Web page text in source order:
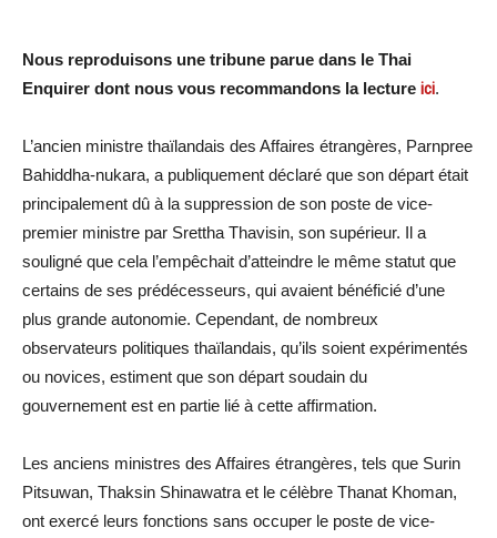
Nous reproduisons une tribune parue dans le Thai
Enquirer dont nous vous recommandons la lecture ici.
L’ancien ministre thaïlandais des Affaires étrangères, Parnpree
Bahiddha-nukara, a publiquement déclaré que son départ était
principalement dû à la suppression de son poste de vice-
premier ministre par Srettha Thavisin, son supérieur. Il a
souligné que cela l’empêchait d’atteindre le même statut que
certains de ses prédécesseurs, qui avaient bénéficié d’une
plus grande autonomie. Cependant, de nombreux
observateurs politiques thaïlandais, qu’ils soient expérimentés
ou novices, estiment que son départ soudain du
gouvernement est en partie lié à cette affirmation.
Les anciens ministres des Affaires étrangères, tels que Surin
Pitsuwan, Thaksin Shinawatra et le célèbre Thanat Khoman,
ont exercé leurs fonctions sans occuper le poste de vice-